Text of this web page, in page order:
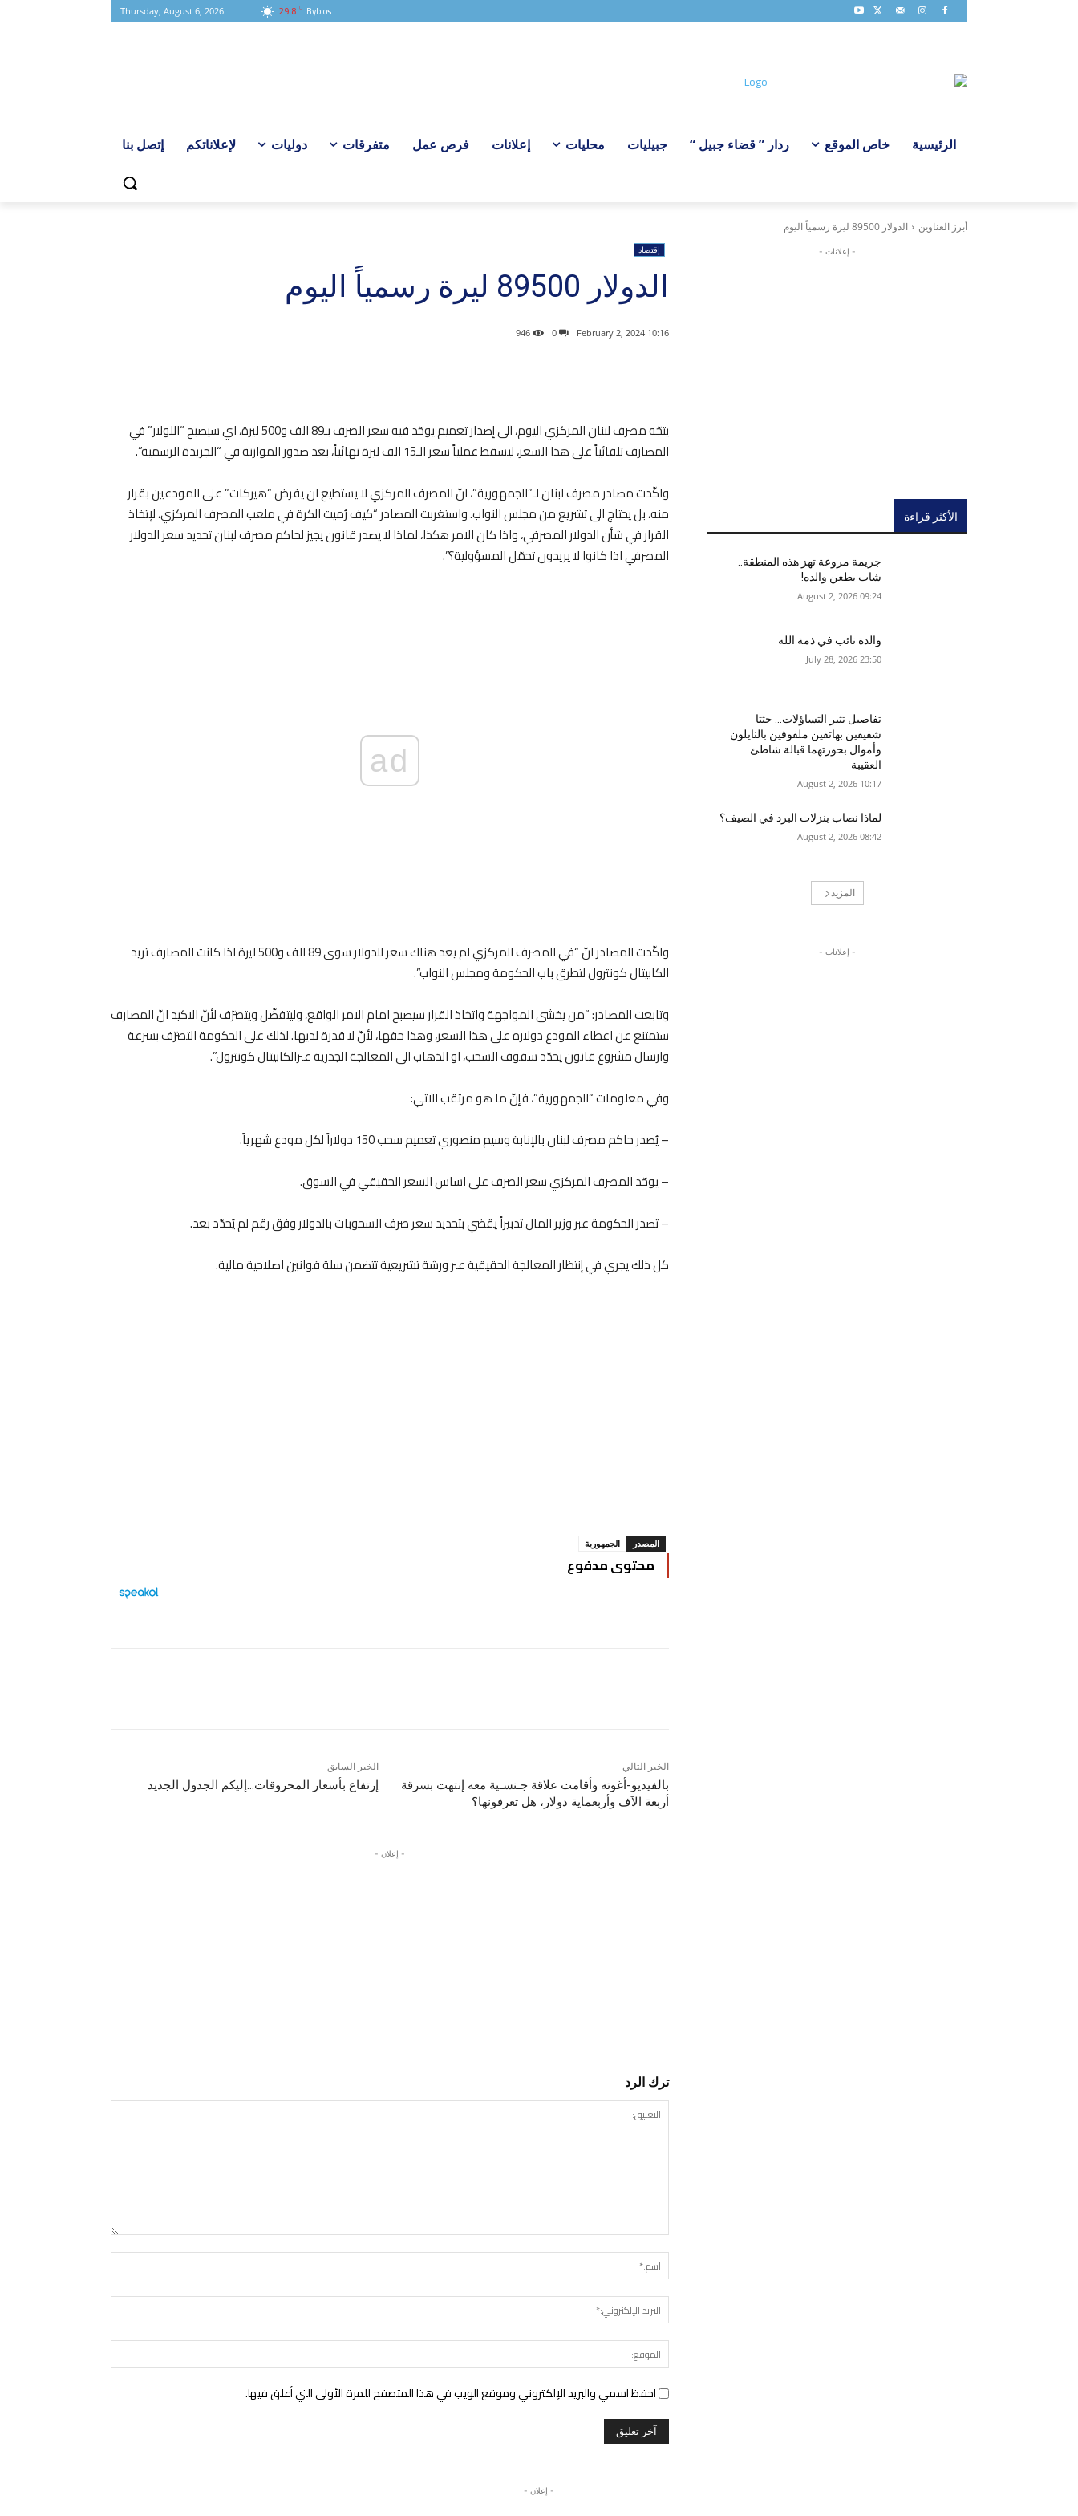
29.8 C Byblos
Thursday, August 6, 2026
الرئيسية خاص الموقع ردار ” قضاء جبيل “ جبيليات محليات إعلانات فرص عمل متفرقات دوليات لإعلاناتكم إتصل بنا
أبرز العناوين الدولار 89500 ليرة رسمياً اليوم
إقتصاد
الدولار 89500 ليرة رسمياً اليوم
10:16 2024 ,February 2
0
946
يتجّه مصرف لبنان المركزي اليوم، الى إصدار تعميم يوحّد فيه سعر الصرف بـ89 الف و500 ليرة، اي سيصبح “اللولار” في
المصارف تلقائياً على هذا السعر، ليسقط عملياً سعر الـ15 الف ليرة نهائياً، بعد صدور الموازنة في “الجريدة الرسمية”.
واكّدت مصادر مصرف لبنان لـ”الجمهورية”، انّ المصرف المركزي لا يستطيع ان يفرض “هيركات” على المودعين بقرار
منه، بل يحتاج الى تشريع من مجلس النواب. واستغربت المصادر “كيف رُميت الكرة في ملعب المصرف المركزي، لإتخاذ
القرار في شأن الدولار المصرفي، واذا كان الامر هكذا، لماذا لا يصدر قانون يجيز لحاكم مصرف لبنان تحديد سعر الدولار
المصرفي اذا كانوا لا يريدون تحمّل المسؤولية؟”.
ad
واكّدت المصادر انّ “في المصرف المركزي لم يعد هناك سعر للدولار سوى 89 الف و500 ليرة اذا كانت المصارف تريد
الكابيتال كونترول لتطرق باب الحكومة ومجلس النواب”.
وتابعت المصادر: “من يخشى المواجهة واتخاذ القرار سيصبح امام الامر الواقع، وليتفضّل ويتصرّف لأنّ الاكيد انّ المصارف
ستمتنع عن اعطاء المودع دولاره على هذا السعر، وهذا حقها، لأنّ لا قدرة لديها. لذلك على الحكومة التصرّف بسرعة
وارسال مشروع قانون يحدّد سقوف السحب، او الذهاب الى المعالجة الجذرية عبرالكابيتال كونترول”.
وفي معلومات “الجمهورية”، فإنّ ما هو مرتقب الآتي:
– يُصدر حاكم مصرف لبنان بالإنابة وسيم منصوري تعميم سحب 150 دولاراً لكل مودع شهرياً.
– يوحّد المصرف المركزي سعر الصرف على اساس السعر الحقيقي في السوق.
– تصدر الحكومة عبر وزير المال تدبيراً يقضي بتحديد سعر صرف السحوبات بالدولار وفق رقم لم يُحدّد بعد.
كل ذلك يجري في إنتظار المعالجة الحقيقية عبر ورشة تشريعية تتضمن سلة قوانين اصلاحية مالية.
المصدر الجمهورية
محتوى مدفوع
الخبر السابق
إرتفاع بأسعار المحروقات…إليكم الجدول الجديد
الخبر التالي
بالفيديو-أغوته وأقامت علاقة جـنسـية معه إنتهت بسرقة
أربعة الآف وأربعماية دولار، هل تعرفونها؟
- إعلان -
ترك الرد
التعليق:
اسم:*
البريد
الإلكتروني:*
الموقع:
احفظ اسمي والبريد الإلكتروني وموقع الويب في هذا المتصفح للمرة الأولى التي أعلق فيها.
- إعلانات -
الأكثر قراءة
جريمة مروعة تهز هذه المنطقة..
شاب يطعن والده!
09:24 2026 ,August 2
والدة نائب في ذمة الله
23:50 2026 ,July 28
تفاصيل تثير التساؤلات… جثتا
شقيقين بهاتفين ملفوفين بالنايلون
وأموال بحوزتهما قبالة شاطئ
العقيبة
10:17 2026 ,August 2
لماذا نصاب بنزلات البرد في الصيف؟
08:42 2026 ,August 2
المزيد
- إعلانات -
- إعلان -